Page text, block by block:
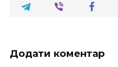
Додати коментар